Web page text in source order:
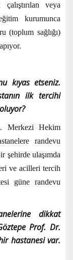
veya
kurumunca
(toplum sağlığı)
kıyas etseniz.
ilk tercihi
Merkezi Hekim
randevu
şehirde ulaşımda
ve acilleri tercih
güne randevu
dikkat
Prof. Dr.
hastanesi var.